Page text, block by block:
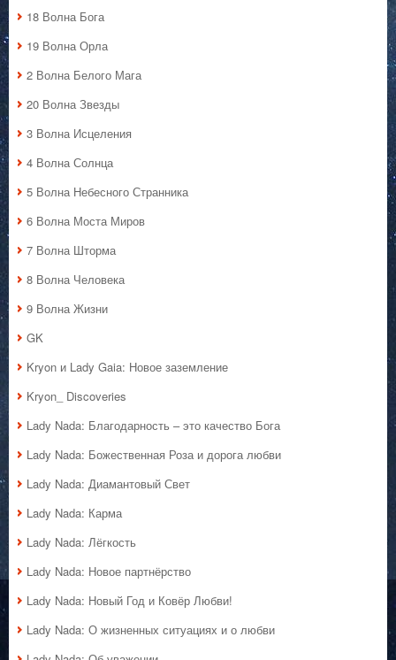
18 Волна Бога
19 Волна Орла
2 Волна Белого Мага
20 Волна Звезды
3 Волна Исцеления
4 Волна Солнца
5 Волна Небесного Странника
6 Волна Моста Миров
7 Волна Шторма
8 Волна Человека
9 Волна Жизни
GK
Kryon и Lady Gaia: Новое заземление
Kryon_ Discoveries
Lady Nada: Благодарность – это качество Бога
Lady Nada: Божественная Роза и дорога любви
Lady Nada: Диамантовый Свет
Lady Nada: Карма
Lady Nada: Лёгкость
Lady Nada: Новое партнёрство
Lady Nada: Новый Год и Ковёр Любви!
Lady Nada: О жизненных ситуациях и о любви